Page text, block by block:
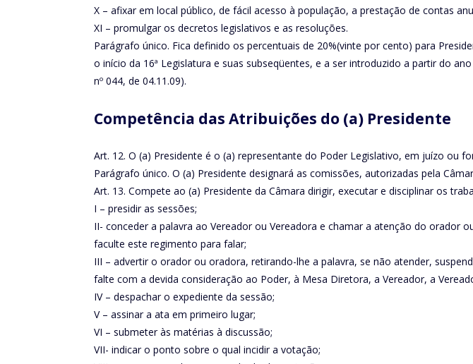
X – afixar em local público, de fácil acesso à população, a prestação de contas
XI – promulgar os decretos legislativos e as resoluções.
Parágrafo único. Fica definido os percentuais de 20%(vinte por cento) para
o início da 16ª Legislatura e suas subseqüentes, e a ser introduzido a partir do
nº 044, de 04.11.09).
Competência das Atribuições do (a) Presidente
Art. 12. O (a) Presidente é o (a) representante do Poder Legislativo, em juízo ou
Parágrafo único. O (a) Presidente designará as comissões, autorizadas pela
Art. 13. Compete ao (a) Presidente da Câmara dirigir, executar e disciplinar os
I – presidir as sessões;
II- conceder a palavra ao Vereador ou Vereadora e chamar a atenção do
faculte este regimento para falar;
III – advertir o orador ou oradora, retirando-lhe a palavra, se não atender,
falte com a devida consideração ao Poder, à Mesa Diretora, a Vereador, a
IV – despachar o expediente da sessão;
V – assinar a ata em primeiro lugar;
VI – submeter às matérias à discussão;
VII- indicar o ponto sobre o qual incidir a votação;